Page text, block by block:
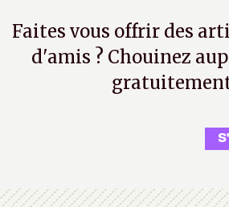
Faites vous offrir des
d'amis ? Chouinez